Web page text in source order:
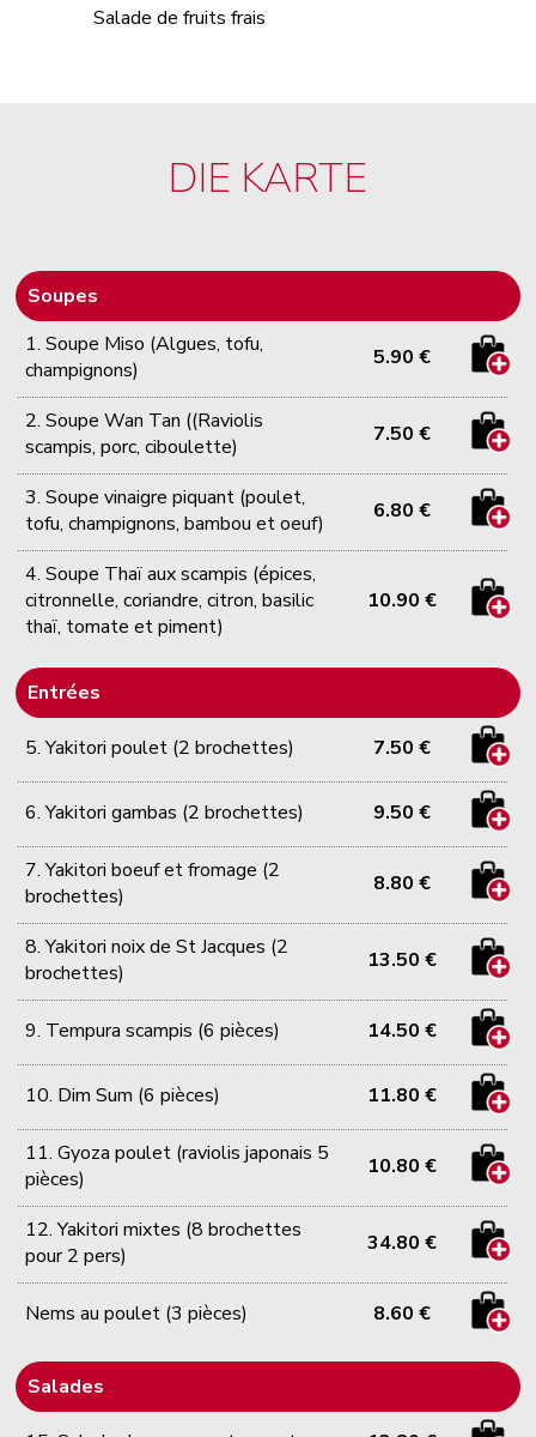
Salade de fruits frais
DIE KARTE
Soupes
1. Soupe Miso (Algues, tofu,
champignons)
5.90 €
2. Soupe Wan Tan ((Raviolis
scampis, porc, ciboulette)
7.50 €
3. Soupe vinaigre piquant (poulet,
tofu, champignons, bambou et oeuf)
6.80 €
4. Soupe Thaï aux scampis (épices,
citronnelle, coriandre, citron, basilic
thaï, tomate et piment)
10.90 €
Entrées
5. Yakitori poulet (2 brochettes) 7.50 €
6. Yakitori gambas (2 brochettes) 9.50 €
7. Yakitori boeuf et fromage (2
brochettes)
8.80 €
8. Yakitori noix de St Jacques (2
brochettes)
13.50 €
9. Tempura scampis (6 pièces) 14.50 €
10. Dim Sum (6 pièces) 11.80 €
11. Gyoza poulet (raviolis japonais 5
pièces)
10.80 €
12. Yakitori mixtes (8 brochettes
pour 2 pers)
34.80 €
Nems au poulet (3 pièces) 8.60 €
Salades